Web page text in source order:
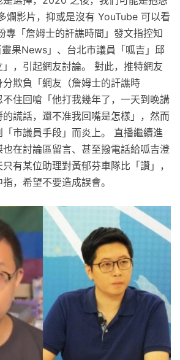
爛影片，抑或是沒有 YouTube 可以看
專「詹姆士的訐譙時間」發文指控知
果News」、台北市議員「呱吉」邱
，引起網友討論。 對此，推特網友
欺負「網友（詹姆士的訐譙時
住回嗆「他打我幾年了，一天到晚講
謊話，還不准我回嘴是怎樣」，然而
市議員手段」而炎上。 直播繼續進
在討論區留言、甚至撥電話給呱吉澄
有某位助理對黃郁芬車隊比「讚」，
，希望不要造成誤會。